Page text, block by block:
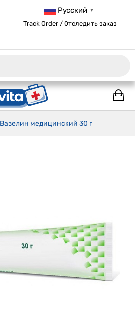
Русский ▼
Track Order / Отследить заказ
Вазелин медицинский 30 г